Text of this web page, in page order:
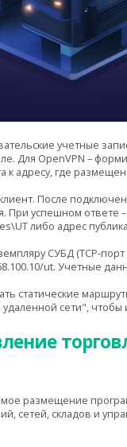
учетные
Для OpenVPN –
к адресу, где
После
успешном ответе
либо адрес
СУБД (TCP-
ut. Учетные
статические
сети", чтобы
размещение
сетей, складов и